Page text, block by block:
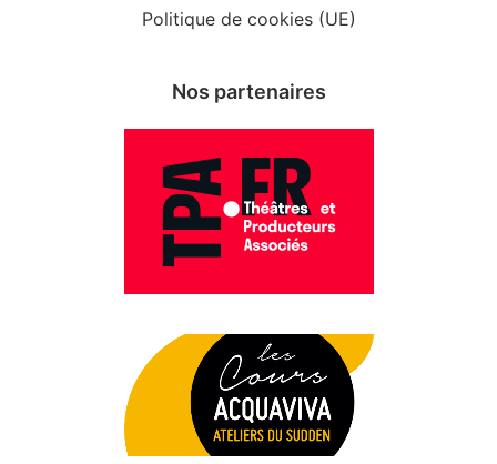
Politique de cookies (UE)
Nos partenaires